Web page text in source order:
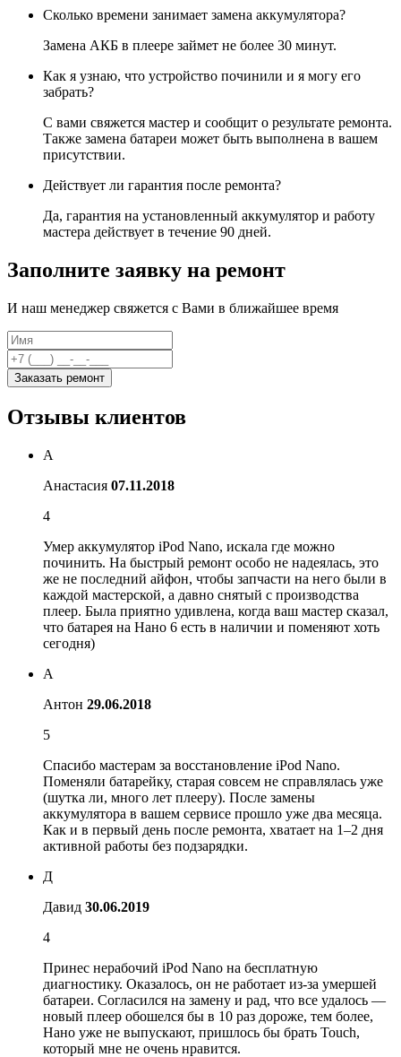
Сколько времени занимает замена аккумулятора?
Замена АКБ в плеере займет не более 30 минут.
Как я узнаю, что устройство починили и я могу его
забрать?
С вами свяжется мастер и сообщит о результате ремонта.
Также замена батареи может быть выполнена в вашем
присутствии.
Действует ли гарантия после ремонта?
Да, гарантия на установленный аккумулятор и работу
мастера действует в течение 90 дней.
Заполните заявку на ремонт
И наш менеджер свяжется с Вами в ближайшее время
Заказать ремонт
Отзывы клиентов
А
Анастасия 07.11.2018
4
Умер аккумулятор iPod Nano, искала где можно
починить. На быстрый ремонт особо не надеялась, это
же не последний айфон, чтобы запчасти на него были в
каждой мастерской, а давно снятый с производства
плеер. Была приятно удивлена, когда ваш мастер сказал,
что батарея на Нано 6 есть в наличии и поменяют хоть
сегодня)
А
Антон 29.06.2018
5
Спасибо мастерам за восстановление iPod Nano.
Поменяли батарейку, старая совсем не справлялась уже
(шутка ли, много лет плееру). После замены
аккумулятора в вашем сервисе прошло уже два месяца.
Как и в первый день после ремонта, хватает на 1–2 дня
активной работы без подзарядки.
Д
Давид 30.06.2019
4
Принес нерабочий iPod Nano на бесплатную
диагностику. Оказалось, он не работает из-за умершей
батареи. Согласился на замену и рад, что все удалось —
новый плеер обошелся бы в 10 раз дороже, тем более,
Нано уже не выпускают, пришлось бы брать Touch,
который мне не очень нравится.